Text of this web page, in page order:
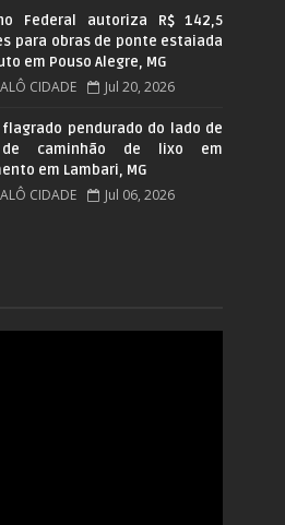
Federal autoriza R$ 142,5
para obras de ponte estaiada
em Pouso Alegre, MG
CIDADE Jul 20, 2026
flagrado pendurado do lado de
caminhão de lixo em
em Lambari, MG
CIDADE Jul 06, 2026